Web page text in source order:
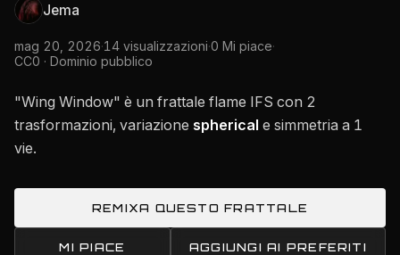
Jema
mag 20, 2026·14 visualizzazioni·0 Mi piace·
CC0 · Dominio pubblico
"Wing Window" è un frattale flame IFS con 2
trasformazioni, variazione spherical e simmetria a 1
vie.
REMIXA QUESTO FRATTALE
MI PIACE AGGIUNGI AI PREFERITI